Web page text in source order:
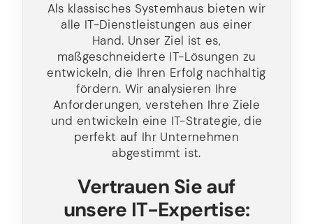
Als klassisches Systemhaus bieten wir
alle IT-Dienstleistungen aus einer
Hand. Unser Ziel ist es,
maßgeschneiderte IT-Lösungen zu
entwickeln, die Ihren Erfolg nachhaltig
fördern. Wir analysieren Ihre
Anforderungen, verstehen Ihre Ziele
und entwickeln eine IT-Strategie, die
perfekt auf Ihr Unternehmen
abgestimmt ist.
Vertrauen Sie auf
unsere IT-Expertise: